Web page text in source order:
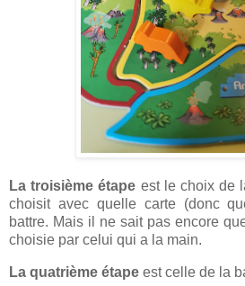
La troisième étape est le choix de
choisit avec quelle carte (donc
battre. Mais il ne sait pas encore
choisie par celui qui a la main.
La quatrième étape est celle de la